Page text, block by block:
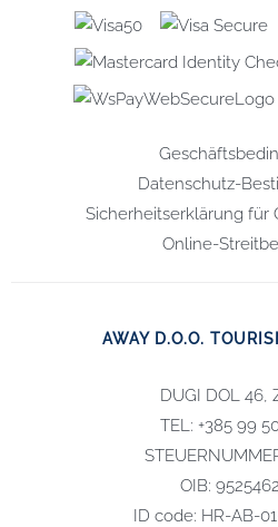
Datenschutz-
Sicherheitserklärung für
Online-
AWAY D.O.O.
DUGI DOL 46,
TEL: +385 99
OIB:
ID code: HR-AB-